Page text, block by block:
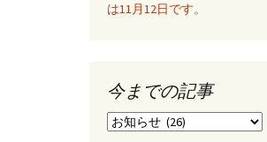
は11月12日です。
今までの記事
今